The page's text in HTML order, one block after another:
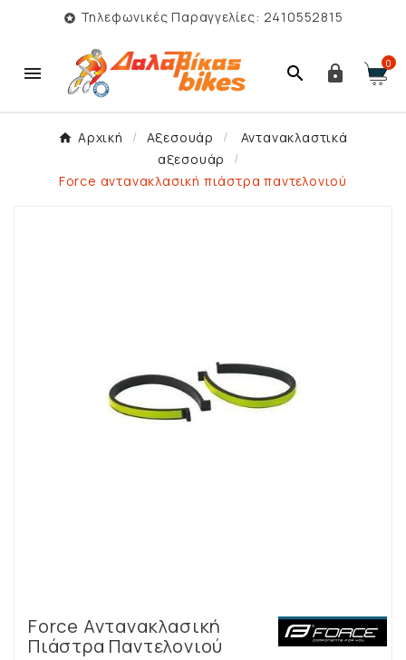
 Τηλεφωνικές Παραγγελίες: 2410552815
   0
Αρχική Αξεσουάρ
Αντανακλαστικά
αξεσουάρ
Force αντανακλασική πιάστρα παντελονιού
Force Αντανακλασική
Πιάστρα Παντελονιού